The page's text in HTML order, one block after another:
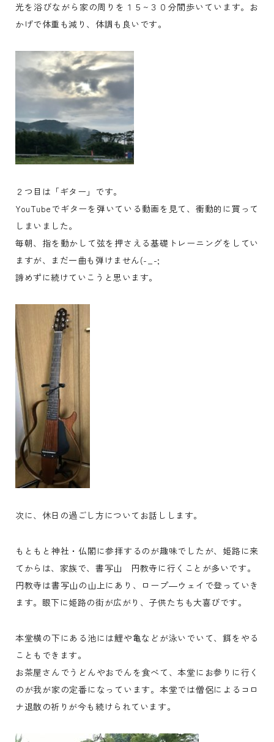
光を浴びながら家の周りを１５~３０分間歩いています。お
かげで体重も減り、体調も良いです。
２つ目は「ギター」です。
YouTubeでギターを弾いている動画を見て、衝動的に買って
しまいました。
毎朝、指を動かして弦を押さえる基礎トレーニングをしてい
ますが、まだ一曲も弾けません(-_-;
諦めずに続けていこうと思います。
次に、休日の過ごし方についてお話しします。
もともと神社・仏閣に参拝するのが趣味でしたが、姫路に来
てからは、家族で、書写山 円教寺に行くことが多いです。
円教寺は書写山の山上にあり、ロープ―ウェイで登っていき
ます。眼下に姫路の街が広がり、子供たちも大喜びです。
本堂横の下にある池には鯉や亀などが泳いでいて、餌をやる
こともできます。
お茶屋さんでうどんやおでんを食べて、本堂にお参りに行く
のが我が家の定番になっています。本堂では僧侶によるコロ
ナ退散の祈りが今も続けられています。